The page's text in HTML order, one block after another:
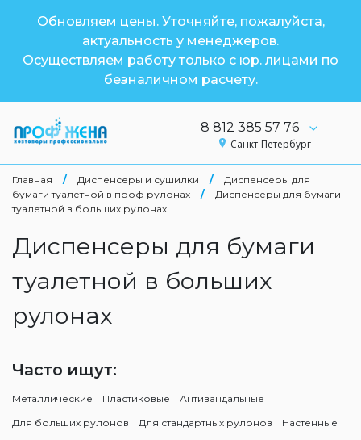
Обновляем цены. Уточняйте, пожалуйста,
актуальность у менеджеров.
Осуществляем работу только с юр. лицами по
безналичном расчету.
8 812 385 57 76
Санкт-Петербург
Главная / Диспенсеры и сушилки /
Диспенсеры для
бумаги туалетной в проф рулонах
/
Диспенсеры для бумаги
туалетной в больших рулонах
Диспенсеры для бумаги
туалетной в больших
рулонах
Часто ищут:
Металлические Пластиковые
Антивандальные
Для больших рулонов
Для стандартных рулонов
Настенные